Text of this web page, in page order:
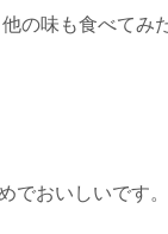
の味も食べてみ
でおいしいです。